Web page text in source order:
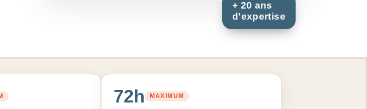
72h MAXIMUM